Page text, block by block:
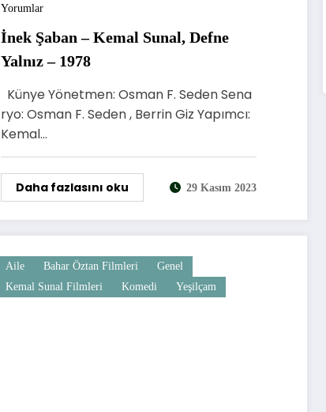
Yorumlar
İnek Şaban – Kemal Sunal, Defne
Yalnız – 1978
Künye Yönetmen: Osman F. Seden Sena
ryo: Osman F. Seden , Berrin Giz Yapımcı:
Kemal…
Daha fazlasını oku 29 Kasım 2023
Aile Bahar Öztan Filmleri
Genel
Kemal Sunal Filmleri
Komedi Yeşilçam